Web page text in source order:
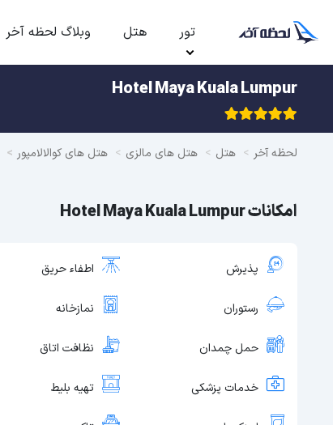
تور هتل وبلاگ لحظه آخر
Hotel Maya Kuala Lumpur
لحظه آخر هتل هتل های مالزی هتل های کوالالامپور
امکانات Hotel Maya Kuala Lumpur
پذیرش اطفاء حریق
رستوران نمازخانه
حمل چمدان نظافت اتاق
خدمات پزشکی تهیه بلیط